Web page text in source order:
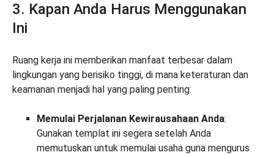
3. Kapan Anda Harus Menggunakan
Ini
Ruang kerja ini memberikan manfaat terbesar dalam
lingkungan yang berisiko tinggi, di mana keteraturan dan
keamanan menjadi hal yang paling penting:
Memulai Perjalanan Kewirausahaan Anda:
Gunakan templat ini segera setelah Anda
memutuskan untuk memulai usaha guna mengurus